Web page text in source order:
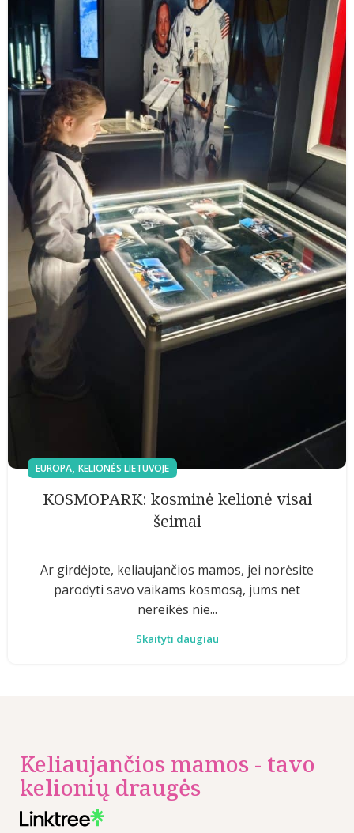
EUROPA, KELIONĖS LIETUVOJE
KOSMOPARK: kosminė kelionė visai
šeimai
Ar girdėjote, keliaujančios mamos, jei norėsite
parodyti savo vaikams kosmosą, jums net
nereikės nie...
Skaityti daugiau
Keliaujančios mamos - tavo
kelionių draugės